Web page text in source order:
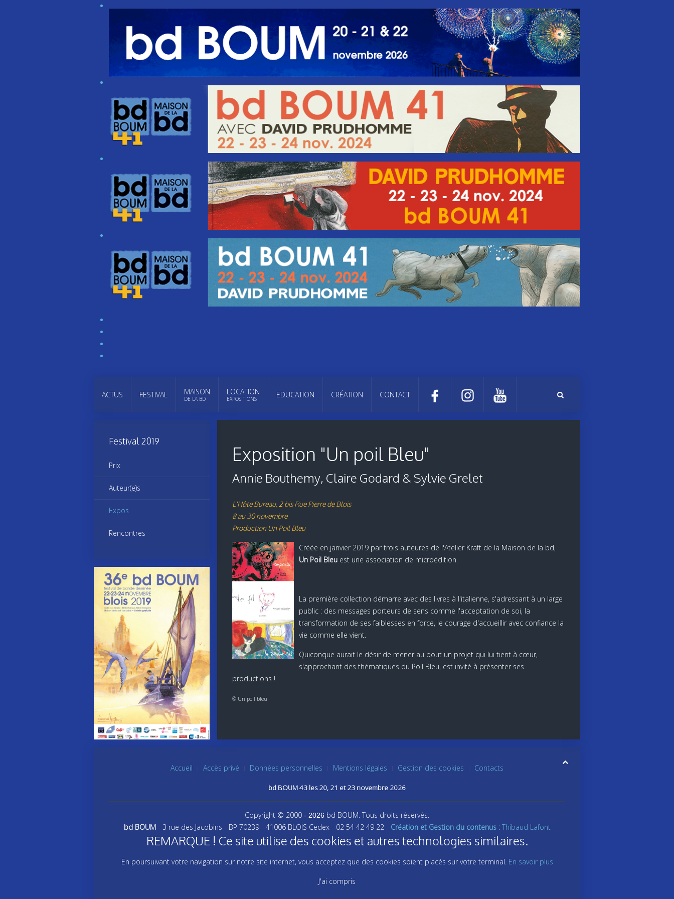
ACTUS FESTIVAL MAISON
DE LA BD
LOCATION
EXPOSITIONS EDUCATION CRÉATION CONTACT
Exposition "Un poil Bleu"
Annie Bouthemy, Claire Godard & Sylvie Grelet
L'Hôte Bureau, 2 bis Rue Pierre de Blois
8 au 30 novembre
Production Un Poil Bleu
Créée en janvier 2019 par trois auteures de l'Atelier Kraft de la Maison de la bd,
Un Poil Bleu est une association de microédition.
La première collection démarre avec des livres à l'italienne, s'adressant à un large
public : des messages porteurs de sens comme l'acceptation de soi, la
transformation de ses faiblesses en force, le courage d'accueillir avec confiance la
vie comme elle vient.
Quiconque aurait le désir de mener au bout un projet qui lui tient à cœur,
s'approchant des thématiques du Poil Bleu, est invité à présenter ses
productions !
© Un poil bleu
Festival 2019
Prix
Auteur(e)s
Expos
Rencontres
Accueil Accès privé Données personnelles Mentions légales Gestion des cookies Contacts
bd BOUM 43 les 20, 21 et 23 novembre 2026
Copyright © 2000 - 2026 bd BOUM. Tous droits réservés.
bd BOUM- 3 rue des Jacobins - BP 70239 - 41006 BLOIS Cedex - 02 54 42 49 22 - Création et Gestion du contenus :Thibaud Lafont
REMARQUE ! Ce site utilise des cookies et autres technologies similaires.
En poursuivant votre navigation sur notre site internet, vous acceptez que des cookies soient placés sur votre terminal. En savoir plus
J'ai compris